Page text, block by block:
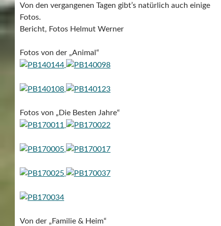
Von den vergangenen Tagen gibt’s natürlich auch einige
Fotos.
Bericht, Fotos Helmut Werner
Fotos von der „Animal“
Fotos von „Die Besten Jahre“
Von der „Familie & Heim“